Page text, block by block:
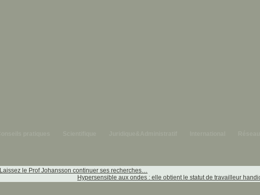
Laissez le Prof Johansson continuer ses recherches…
Hypersensible aux ondes : elle obtient le statut de travailleur